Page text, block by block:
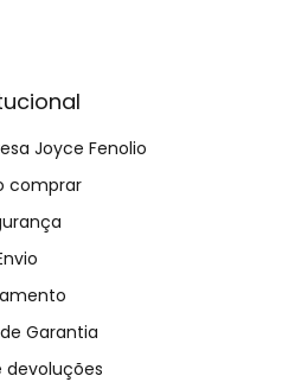
Joyce Fenolio
comprar
Garantia
devoluções